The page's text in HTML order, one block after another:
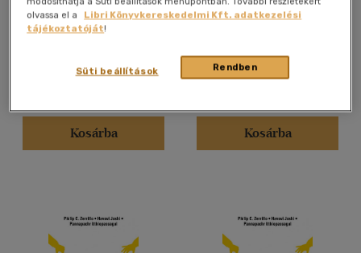
Pannapachr Itthiopassagul
Antikvár partner
Árinformációk
Kosárba
Pannapachr Itthiopassagul
Árinformációk
Kosárba
olvassa el a
Libri Könyvkereskedelmi Kft. adatkezelési
tájékoztatóját!
Rendben
Süti beállítások